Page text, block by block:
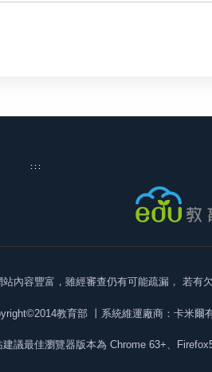
:::
站內容豐富，雖經審查仍有可能疏漏， 若有
教育部 丨系統維運廠商：卡米爾
建議最佳瀏覽器版本為 Chrome 63+、